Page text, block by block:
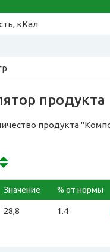
кКал
продукта
продукта
Значение % от нормы
28,8 1.4